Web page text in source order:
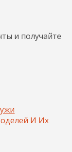
и получайте
И Их